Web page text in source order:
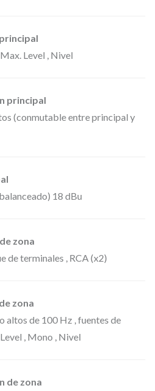
Level , Nivel
principal
(conmutable entre principal y
18 dBu
zona
de terminales , RCA (x2)
zona
altos de 100 Hz , fuentes de
, Mono , Nivel
de zona